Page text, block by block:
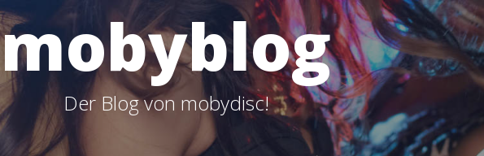
mobyblog
Der Blog von mobydisc!